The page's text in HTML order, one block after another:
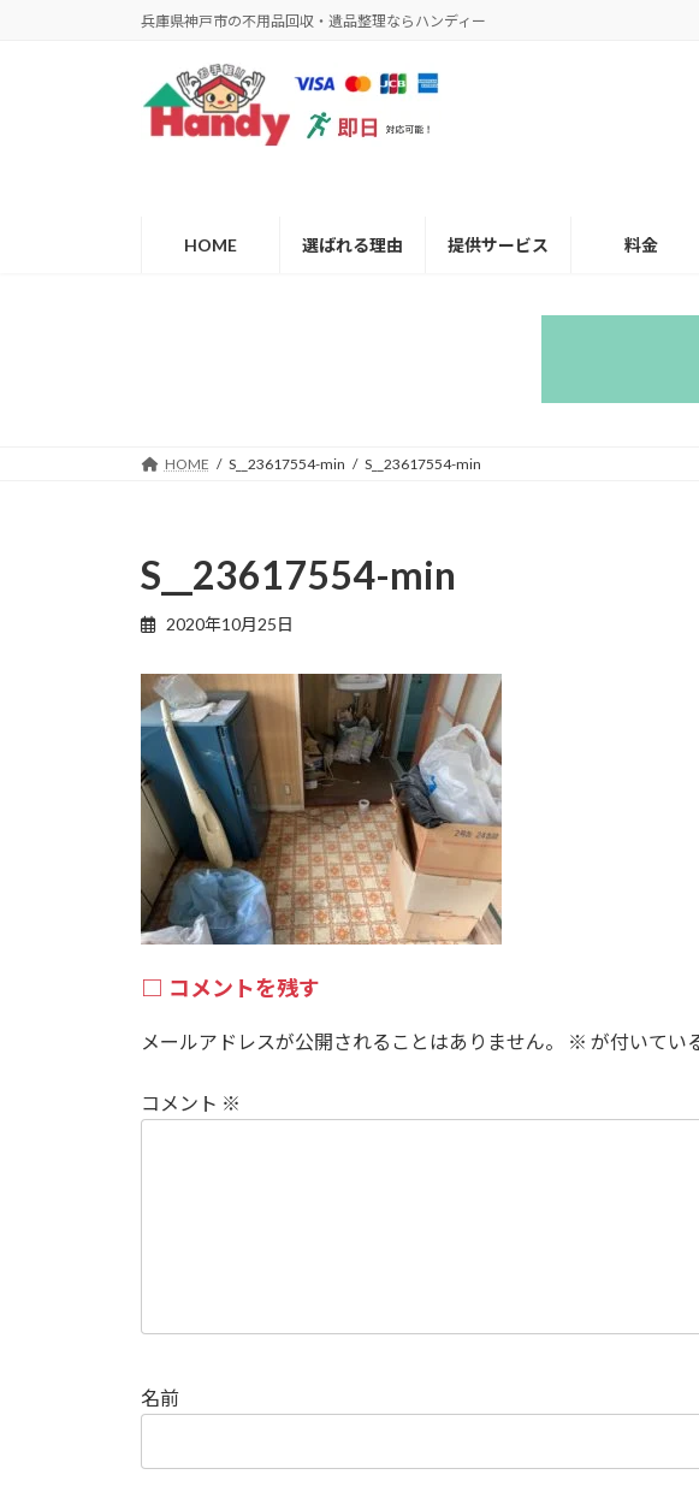
兵庫県神戸市の不用品回収・遺品整理ならハンディー
HOME 選ばれる理由 提供サービス 料金
HOME S__23617554-min S__23617554-min
S__23617554-min
2020年10月25日
コメントを残す
メールアドレスが公開されることはありません。 ※ が付いてい
コメント ※
名前